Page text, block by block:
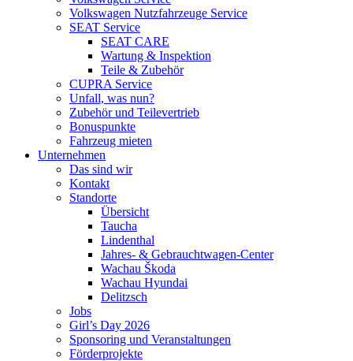
Volkswagen Nutzfahrzeuge Service
SEAT Service
SEAT CARE
Wartung & Inspektion
Teile & Zubehör
CUPRA Service
Unfall, was nun?
Zubehör und Teilevertrieb
Bonuspunkte
Fahrzeug mieten
Unternehmen
Das sind wir
Kontakt
Standorte
Übersicht
Taucha
Lindenthal
Jahres- & Gebrauchtwagen-Center
Wachau Škoda
Wachau Hyundai
Delitzsch
Jobs
Girl’s Day 2026
Sponsoring und Veranstaltungen
Förderprojekte